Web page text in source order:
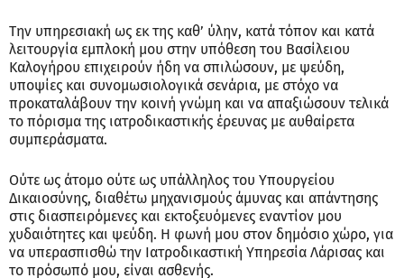
Την υπηρεσιακή ως εκ της καθ’ ύλην, κατά τόπον και κατά
λειτουργία εμπλοκή μου στην υπόθεση του Βασίλειου
Καλογήρου επιχειρούν ήδη να σπιλώσουν, με ψεύδη,
υποψίες και συνομωσιολογικά σενάρια, με στόχο να
προκαταλάβουν την κοινή γνώμη και να απαξιώσουν τελικά
το πόρισμα της ιατροδικαστικής έρευνας με αυθαίρετα
συμπεράσματα.
Ούτε ως άτομο ούτε ως υπάλληλος του Υπουργείου
Δικαιοσύνης, διαθέτω μηχανισμούς άμυνας και απάντησης
στις διασπειρόμενες και εκτοξευόμενες εναντίον μου
χυδαιότητες και ψεύδη. Η φωνή μου στον δημόσιο χώρο, για
να υπερασπισθώ την Ιατροδικαστική Υπηρεσία Λάρισας και
το πρόσωπό μου, είναι ασθενής.